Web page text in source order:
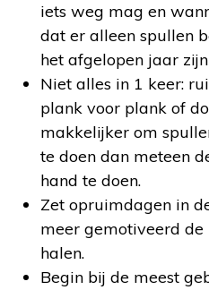
iets weg mag en
dat er alleen spullen
het afgelopen jaar
Niet alles in 1 keer:
plank voor plank of
makkelijker om
te doen dan meteen
hand te doen.
Zet opruimdagen in
meer gemotiveerd de
halen.
Begin bij de meest